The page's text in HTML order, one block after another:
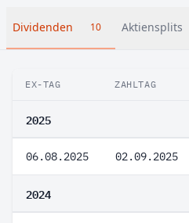
Dividenden 10 Aktiensplits
EX-TAG ZAHLTAG
2025
06.08.2025 02.09.2025
2024